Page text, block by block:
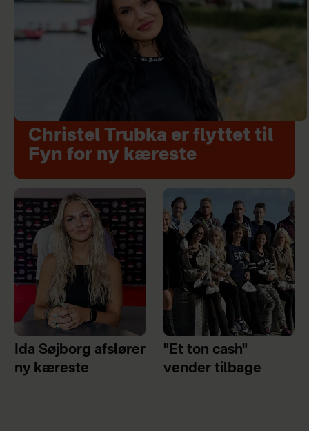
Christel Trubka er flyttet til
Fyn for ny kæreste
Ida Søjborg afslører
ny kæreste
"Et ton cash"
vender tilbage